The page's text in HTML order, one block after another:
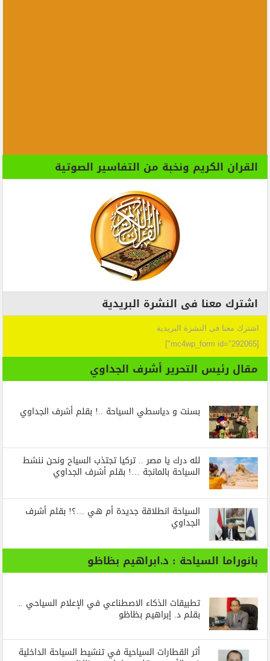
القران الكريم ونخبة من التفاسير الصوتية
اشترك معنا فى النشرة البريدية
اشترك معنا فى النشرة البريدية
[mc4wp_form id="292065"]
مقال رئيس التحرير أشرف الجداوي
بسنت و دياسطي السياحة ..! بقلم أشرف الجداوي
لله درك يا مصر .. تركيا تجتذب السياح ونحن ننشط
السياحة بالمانجة …! بقلم أشرف الجداوي
السياحة انطلاقة جديدة أم هي …؟! بقلم أشرف
الجداوي
بانوراما السياحة : د.ابراهيم بظاظو
تطبيقات الذكاء الاصطناعي في الإعلام السياحي ..
بقلم د. إبراهيم بظاظو
أثر القطارات السياحية في تنشيط السياحة الداخلية